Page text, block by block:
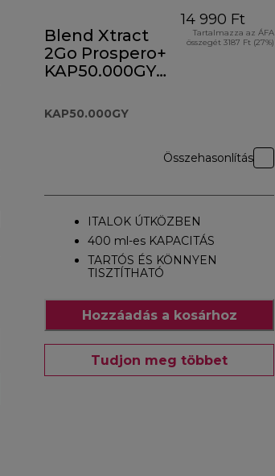
Blend Xtract
2Go Prospero+
KAP50.000GY
KAP50.000GY
14 990 Ft
Tartalmazza az ÁFA
összegét 3187 Ft (27%)
Összehasonlítás
ITALOK ÚTKÖZBEN
400 ml-es KAPACITÁS
TARTÓS ÉS KÖNNYEN
TISZTÍTHATÓ
Hozzáadás a kosárhoz
Tudjon meg többet